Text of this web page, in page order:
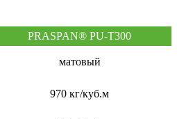
PRASPAN® PU-T300
матовый
970 кг/куб.м